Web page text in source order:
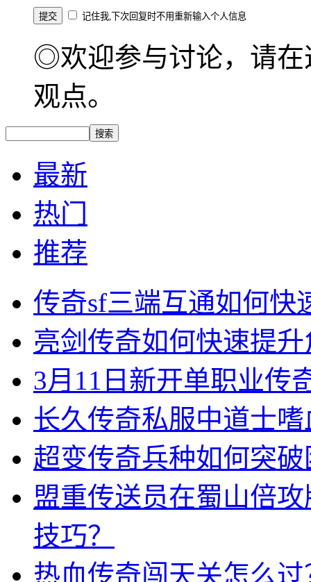
记住我,下次回复时不用重新输入个人信息
◎欢迎参与讨论，请在
观点。
最新
热门
推荐
传奇sf三端互通如何快
亮剑传奇如何快速提
3月11日新开单职业传
长久传奇私服中道士
超变传奇兵种如何突
盟重传送员在蜀山倍
技巧？
热血传奇闯天关怎么